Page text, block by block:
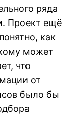
ряда
Проект ещё
как
может
что
от
было бы